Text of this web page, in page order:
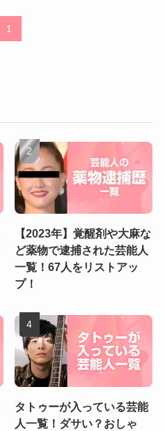
1
【2023年】覚醒剤や大麻な
ど薬物で逮捕された芸能人
一覧！67人をリストアッ
プ！
タトゥーが入っている芸能
人一覧！ダサい？おしゃ